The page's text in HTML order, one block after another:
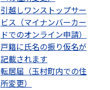
引越しワンストップサー
ビス（マイナンバーカー
ドでのオンライン申請）
戸籍に氏名の振り仮名が
記載されます
転居届（玉村町内での住
所変更）